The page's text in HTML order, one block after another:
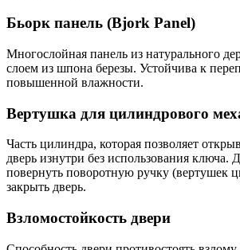
Бьорк панель (Bjork Panel)
Многослойная панель из натурального
слоем из шпона березы. Устойчива к
повышенной влажности.
Вертушка для цилиндрового
Часть цилиндра, которая позволяет
дверь изнутри без использования ключа.
повернуть поворотную ручку (вертушек
закрыть дверь.
Взломостойкость двери